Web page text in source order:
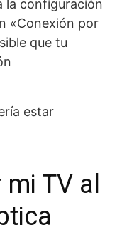
la configuración
«Conexión por
que tu
estar
TV al